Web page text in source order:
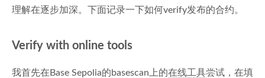
理解在逐步加深。下面记录一下如何verify发布的合约。
Verify with online tools
我首先在Base Sepolia的basescan上的在线工具尝试，在填